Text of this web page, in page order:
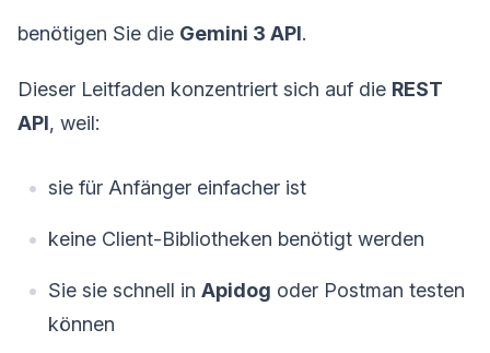
benötigen Sie die Gemini 3 API.
Dieser Leitfaden konzentriert sich auf die REST
API, weil:
sie für Anfänger einfacher ist
keine Client-Bibliotheken benötigt werden
Sie sie schnell in Apidog oder Postman testen
können